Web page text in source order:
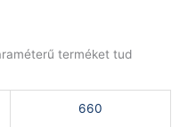
terméket tud
660